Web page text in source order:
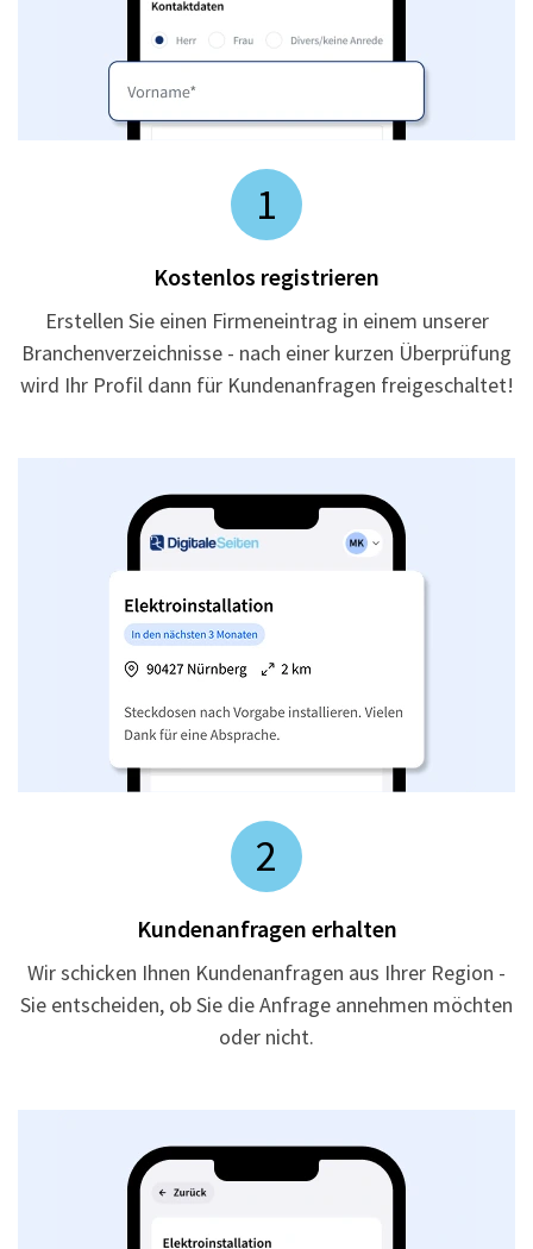
1
Kostenlos registrieren
Erstellen Sie einen Firmeneintrag in einem unserer
Branchenverzeichnisse - nach einer kurzen Überprüfung
wird Ihr Profil dann für Kundenanfragen freigeschaltet!
2
Kundenanfragen erhalten
Wir schicken Ihnen Kundenanfragen aus Ihrer Region -
Sie entscheiden, ob Sie die Anfrage annehmen möchten
oder nicht.